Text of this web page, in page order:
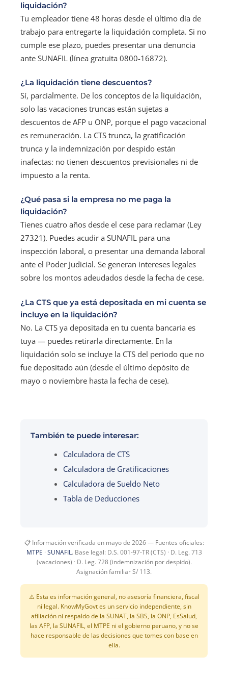
liquidación?
Tu empleador tiene 48 horas desde el último día de
trabajo para entregarte la liquidación completa. Si no
cumple ese plazo, puedes presentar una denuncia
ante SUNAFIL (línea gratuita 0800-16872).
¿La liquidación tiene descuentos?
Sí, parcialmente. De los conceptos de la liquidación,
solo las vacaciones truncas están sujetas a
descuentos de AFP u ONP, porque el pago vacacional
es remuneración. La CTS trunca, la gratificación
trunca y la indemnización por despido están
inafectas: no tienen descuentos previsionales ni de
impuesto a la renta.
¿Qué pasa si la empresa no me paga la
liquidación?
Tienes cuatro años desde el cese para reclamar (Ley
27321). Puedes acudir a SUNAFIL para una
inspección laboral, o presentar una demanda laboral
ante el Poder Judicial. Se generan intereses legales
sobre los montos adeudados desde la fecha de cese.
¿La CTS que ya está depositada en mi cuenta se
incluye en la liquidación?
No. La CTS ya depositada en tu cuenta bancaria es
tuya — puedes retirarla directamente. En la
liquidación solo se incluye la CTS del periodo que no
fue depositado aún (desde el último depósito de
mayo o noviembre hasta la fecha de cese).
También te puede interesar:
Calculadora de CTS
Calculadora de Gratificaciones
Calculadora de Sueldo Neto
Tabla de Deducciones
📋 Información verificada en mayo de 2026 — Fuentes oficiales:
MTPE · SUNAFIL . Base legal: D.S. 001-97-TR (CTS) · D. Leg. 713
(vacaciones) · D. Leg. 728 (indemnización por despido).
Asignación familiar S/ 113.
⚠️ Esta es información general, no asesoría financiera, fiscal
ni legal. KnowMyGovt es un servicio independiente, sin
afiliación ni respaldo de la SUNAT, la SBS, la ONP, EsSalud,
las AFP, la SUNAFIL, el MTPE ni el gobierno peruano, y no se
hace responsable de las decisiones que tomes con base en
ella.